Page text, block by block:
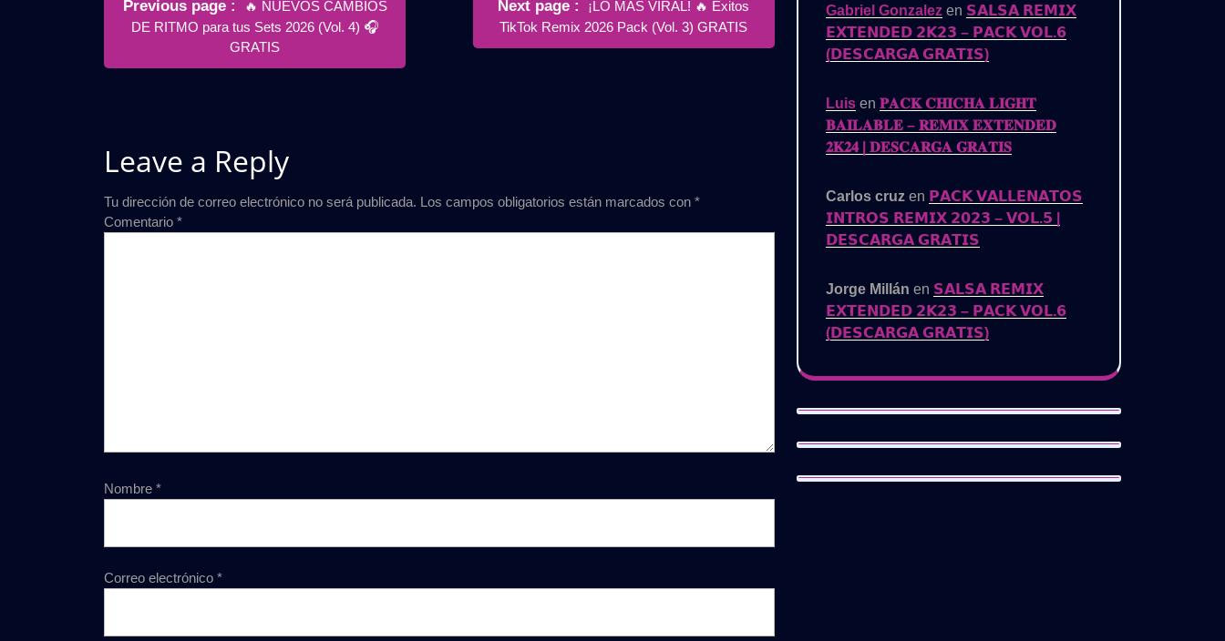
de
entradas
Previous page
Posts
🔥 NUEVOS CAMBIOS
DE RITMO para tus Sets 2026 (Vol. 4) 🎧
GRATIS
Next page
Posts
¡LO MÁS VIRAL! 🔥 Éxitos
TikTok Remix 2026 Pack (Vol. 3) GRATIS
Leave a Reply
Tu dirección de correo electrónico no será publicada. Los campos obligatorios están marcados con *
Comentario *
Nombre *
Correo electrónico *
Gabriel Gonzalez en 𝗦𝗔𝗟𝗦𝗔 𝗥𝗘𝗠𝗜𝗫
𝗘𝗫𝗧𝗘𝗡𝗗𝗘𝗗 𝟮𝗞𝟮𝟯 – 𝗣𝗔𝗖𝗞 𝗩𝗢𝗟.𝟲
(𝗗𝗘𝗦𝗖𝗔𝗥𝗚𝗔 𝗚𝗥𝗔𝗧𝗜𝗦)
Luis en 𝐏𝐀𝐂𝐊 𝐂𝐇𝐈𝐂𝐇𝐀 𝐋𝐈𝐆𝐇𝐓
𝐁𝐀𝐈𝐋𝐀𝐁𝐋𝐄 – 𝐑𝐄𝐌𝐈𝐗 𝐄𝐗𝐓𝐄𝐍𝐃𝐄𝐃
𝟐𝐊𝟐𝟒 | 𝐃𝐄𝐒𝐂𝐀𝐑𝐆𝐀 𝐆𝐑𝐀𝐓𝐈𝐒
Carlos cruz en 𝗣𝗔𝗖𝗞 𝗩𝗔𝗟𝗟𝗘𝗡𝗔𝗧𝗢𝗦
𝗜𝗡𝗧𝗥𝗢𝗦 𝗥𝗘𝗠𝗜𝗫 𝟮𝟬𝟮𝟯 – 𝗩𝗢𝗟.𝟱 |
𝗗𝗘𝗦𝗖𝗔𝗥𝗚𝗔 𝗚𝗥𝗔𝗧𝗜𝗦
Jorge Millán en 𝗦𝗔𝗟𝗦𝗔 𝗥𝗘𝗠𝗜𝗫
𝗘𝗫𝗧𝗘𝗡𝗗𝗘𝗗 𝟮𝗞𝟮𝟯 – 𝗣𝗔𝗖𝗞 𝗩𝗢𝗟.𝟲
(𝗗𝗘𝗦𝗖𝗔𝗥𝗚𝗔 𝗚𝗥𝗔𝗧𝗜𝗦)